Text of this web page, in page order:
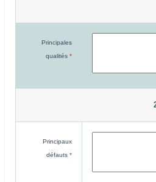
Principales
qualités *
Principaux
défauts *